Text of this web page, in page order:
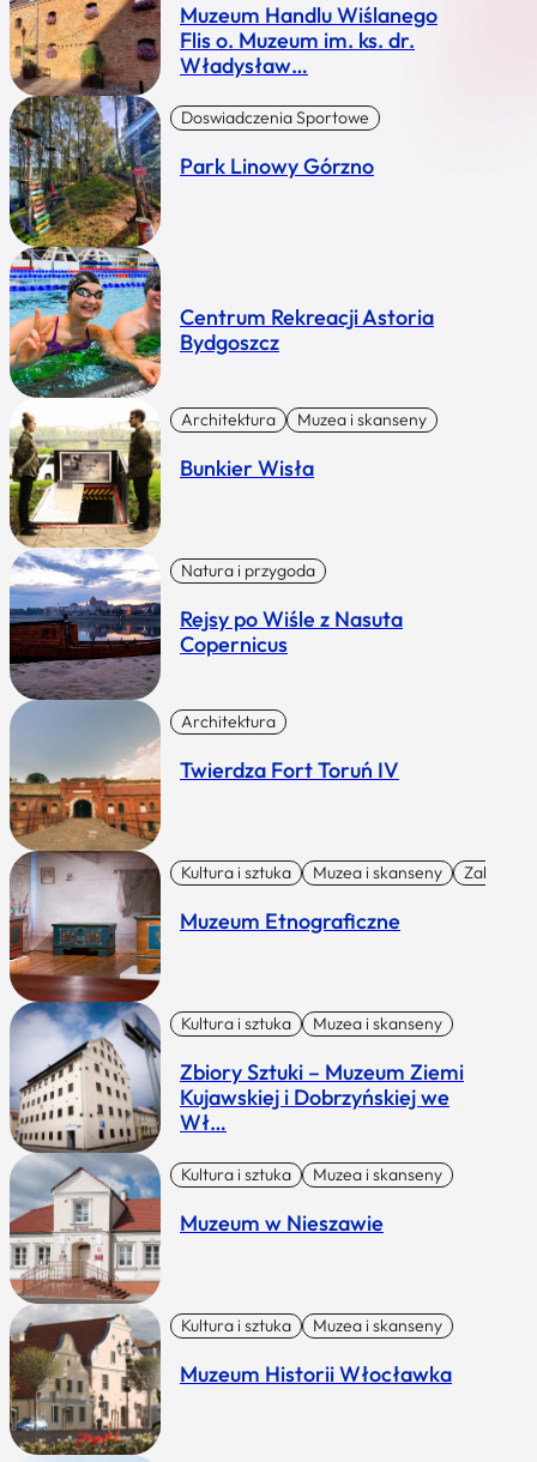
Muzeum Handlu Wiślanego
Flis o. Muzeum im. ks. dr.
Władysław…
Doswiadczenia Sportowe
Park Linowy Górzno
Centrum Rekreacji Astoria
Bydgoszcz
Architektura Muzea i skanseny
Bunkier Wisła
Natura i przygoda
Rejsy po Wiśle z Nasuta
Copernicus
Architektura
Twierdza Fort Toruń IV
Kultura i sztuka Muzea i skanseny Zabytki I
Muzeum Etnograficzne
Kultura i sztuka Muzea i skanseny
Zbiory Sztuki – Muzeum Ziemi
Kujawskiej i Dobrzyńskiej we
Wł…
Kultura i sztuka Muzea i skanseny
Muzeum w Nieszawie
Kultura i sztuka Muzea i skanseny
Muzeum Historii Włocławka